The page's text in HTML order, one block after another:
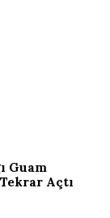
Guam
Açtı